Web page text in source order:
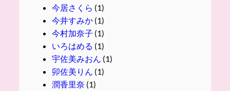
今居さくら (1)
今井すみか(1)
今村加奈子 (1)
いろはめる (1)
宇佐美みおん (1)
卯佐美りん (1)
潤香里奈 (1)